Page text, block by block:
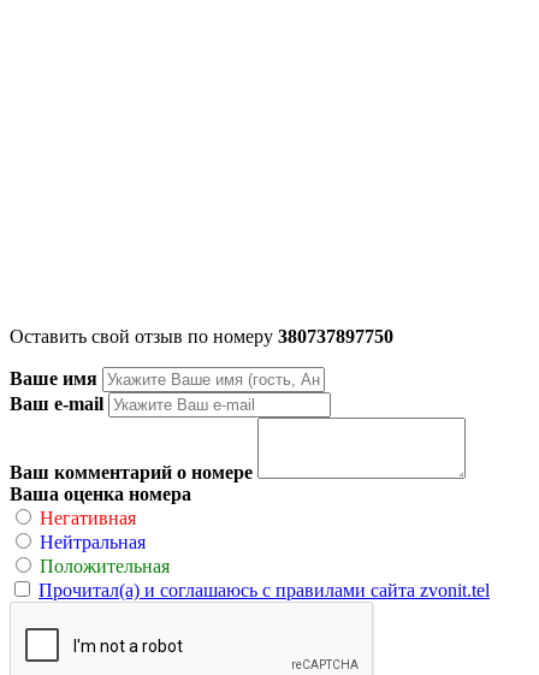
Оставить свой отзыв по номеру 380737897750
Ваше имя
Ваш e-mail
Ваш комментарий о номере
Ваша оценка номера
Негативная
Нейтральная
Положительная
Прочитал(а) и соглашаюсь с правилами сайта zvonit.tel